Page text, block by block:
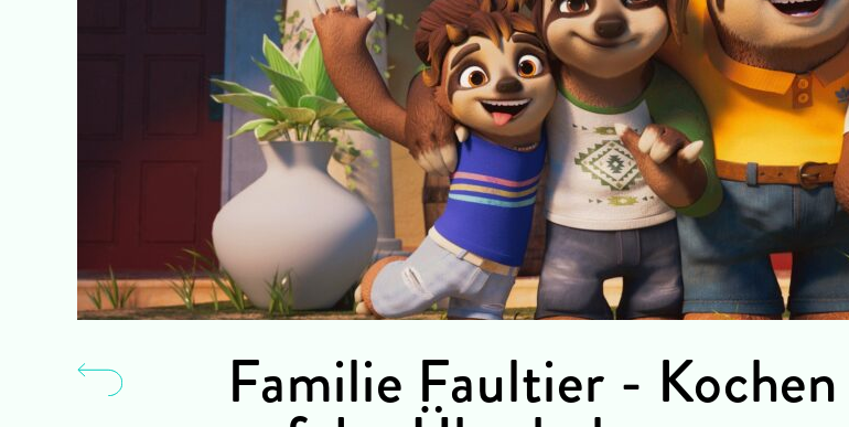
Familie Faultier - Kochen